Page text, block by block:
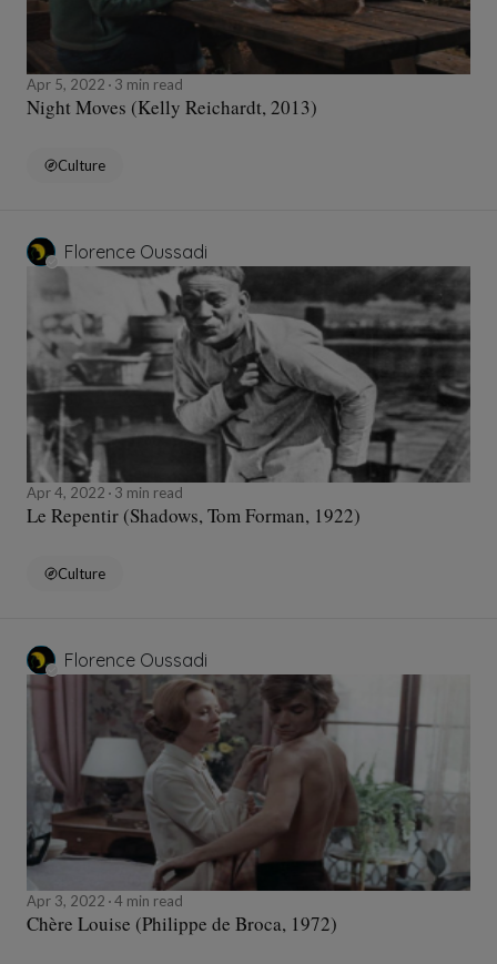
Apr 5, 2022 3 min read
Night Moves (Kelly Reichardt, 2013)
Culture
Florence Oussadi
Apr 4, 2022 3 min read
Le Repentir (Shadows, Tom Forman, 1922)
Culture
Florence Oussadi
Apr 3, 2022 4 min read
Chère Louise (Philippe de Broca, 1972)